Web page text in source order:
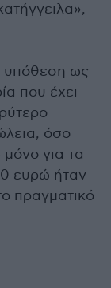
υπόθεση ως
που έχει
όσο
για τα
ευρώ ήταν
πραγματικό